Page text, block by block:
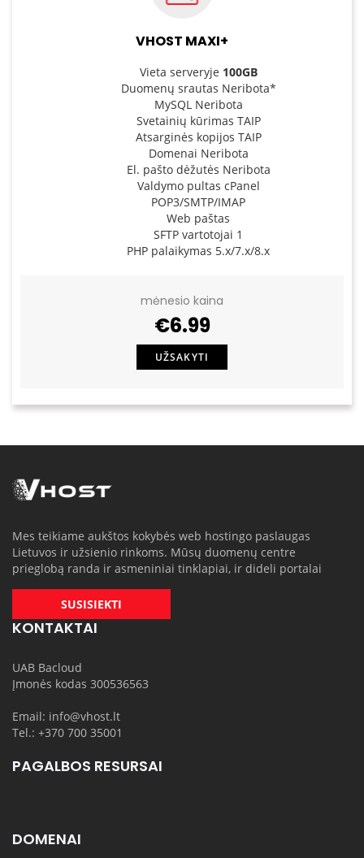
VHOST MAXI+
Vieta serveryje 100GB
Duomenų srautas Neribota*
MySQL Neribota
Svetainių kūrimas TAIP
Atsarginės kopijos TAIP
Domenai Neribota
El. pašto dėžutės Neribota
Valdymo pultas cPanel
POP3/SMTP/IMAP
Web paštas
SFTP vartotojai 1
PHP palaikymas 5.x/7.x/8.x
mėnesio kaina
€6.99
UŽSAKYTI
Mes teikiame aukštos kokybės web hostingo paslaugas
Lietuvos ir užsienio rinkoms. Mūsų duomenų centre
prieglobą randa ir asmeniniai tinklapiai, ir dideli portalai
SUSISIEKTI
KONTAKTAI
UAB Bacloud
Įmonės kodas 300536563
Email: info@vhost.lt
Tel.: +370 700 35001
PAGALBOS RESURSAI
DOMENAI